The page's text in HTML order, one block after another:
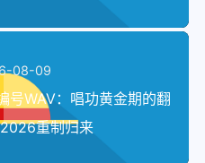
08-09
号WAV：唱功黄金期的翻
重制归来